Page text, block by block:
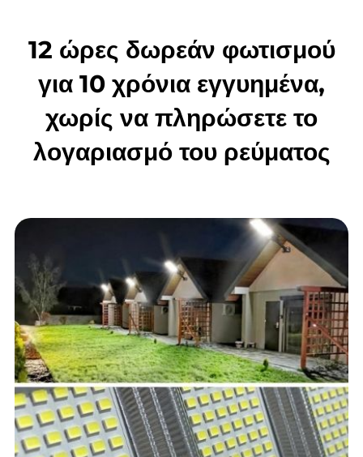
12 ώρες δωρεάν φωτισμού
για 10 χρόνια εγγυημένα,
χωρίς να πληρώσετε το
λογαριασμό του ρεύματος